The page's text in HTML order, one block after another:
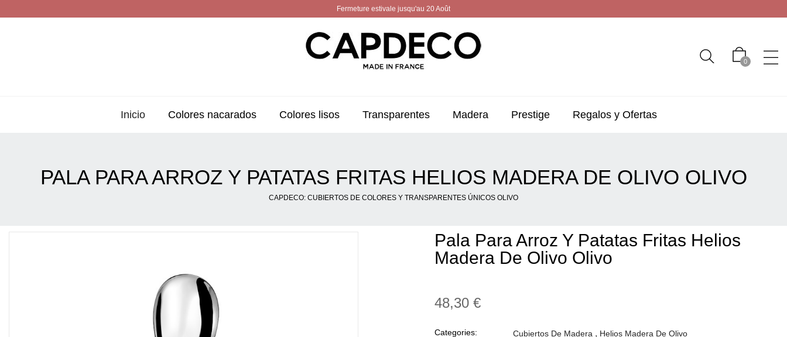
Fermeture estivale jusqu'au 20 Août
0
Inicio Colores nacarados Colores lisos Transparentes Madera Prestige Regalos y Ofertas
PALA PARA ARROZ Y PATATAS FRITAS HELIOS MADERA DE OLIVO OLIVO
CAPDECO: CUBIERTOS DE COLORES Y TRANSPARENTES ÚNICOS OLIVO
Pala Para Arroz Y Patatas Fritas Helios
Madera De Olivo Olivo
48,30 €
Categories: Cubiertos De Madera Helios Madera De Olivo